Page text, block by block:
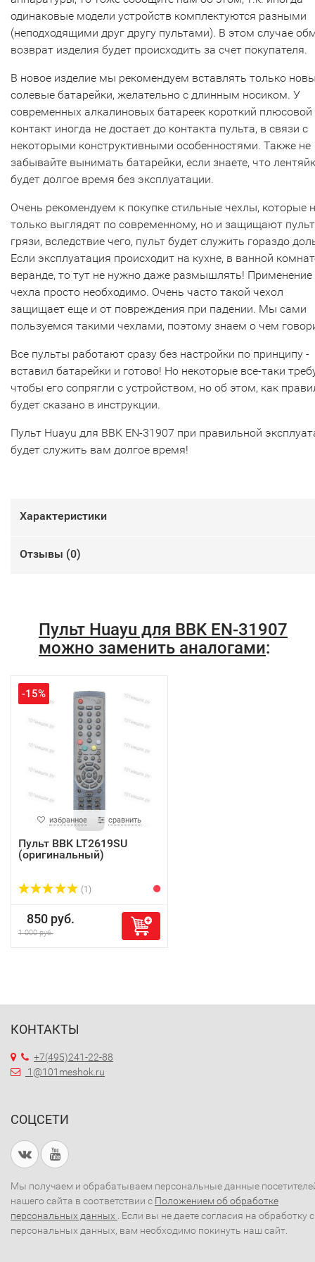
одинаковые модели устройств комплектуются разными
(неподходящими друг другу пультами). В этом случае
возврат изделия будет происходить за счет покупателя.
В новое изделие мы рекомендуем вставлять только
солевые батарейки, желательно с длинным носиком. У
современных алкалиновых батареек короткий плюсовой
контакт иногда не достает до контакта пульта, в связи с
некоторыми конструктивными особенностями. Также не
забывайте вынимать батарейки, если знаете, что
будет долгое время без эксплуатации.
Очень рекомендуем к покупке стильные чехлы, которые
только выглядят по современному, но и защищают
грязи, вследствие чего, пульт будет служить гораздо
Если эксплуатация происходит на кухне, в ванной
веранде, то тут не нужно даже размышлять! Применение
чехла просто необходимо. Очень часто такой чехол
защищает еще и от повреждения при падении. Мы сами
пользуемся такими чехлами, поэтому знаем о чем
Все пульты работают сразу без настройки по принципу -
вставил батарейки и готово! Но некоторые все-таки
чтобы его сопрягли с устройством, но об этом, как
будет сказано в инструкции.
Пульт Huayu для BBK EN-31907 при правильной
будет служить вам долгое время!
Характеристики
Отзывы (0)
Пульт Huayu для BBK EN-31907
можно заменить аналогами:
-15%
избранное сравнить
Пульт BBK LT2619SU
(оригинальный)
(1)
850 руб.
1 000 руб.
КОНТАКТЫ
+7(495)241-22-88
1@101meshok.ru
СОЦСЕТИ
Мы получаем и обрабатываем персональные данные
нашего сайта в соответствии с Положением об обработке
персональных данных . Если вы не даете согласия на обработку
персональных данных, вам необходимо покинуть наш сайт.